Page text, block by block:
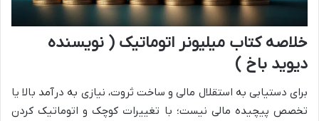
خلاصه کتاب میلیونر اتوماتیک ( نویسنده
دیوید باخ )
برای دستیابی به استقلال مالی و ساخت ثروت، نیازی به درآمد بالا یا
تخصص پیچیده مالی نیست؛ با تغییرات کوچک و اتوماتیک کردن